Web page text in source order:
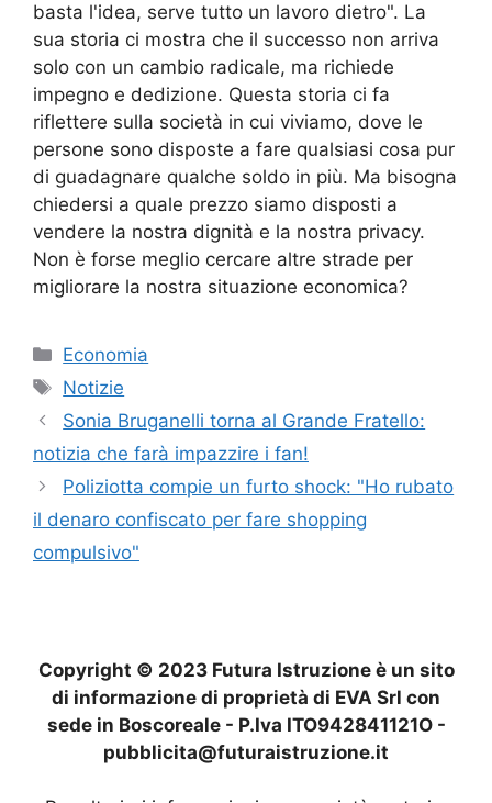
basta l'idea, serve tutto un lavoro dietro". La
sua storia ci mostra che il successo non arriva
solo con un cambio radicale, ma richiede
impegno e dedizione. Questa storia ci fa
riflettere sulla società in cui viviamo, dove le
persone sono disposte a fare qualsiasi cosa pur
di guadagnare qualche soldo in più. Ma bisogna
chiedersi a quale prezzo siamo disposti a
vendere la nostra dignità e la nostra privacy.
Non è forse meglio cercare altre strade per
migliorare la nostra situazione economica?
Categorie
Economia
Tag
Notizie
Sonia Bruganelli torna al Grande Fratello:
notizia che farà impazzire i fan!
Poliziotta compie un furto shock: "Ho rubato
il denaro confiscato per fare shopping
compulsivo"
Copyright © 2023 Futura Istruzione è un sito
di informazione di proprietà di EVA Srl con
sede in Boscoreale - P.Iva ITO942841121O -
pubblicita@futuraistruzione.it